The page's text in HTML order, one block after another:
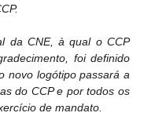
da CNE, à qual o CCP
foi definido
novo logótipo passará a
do CCP e por todos os
de mandato.